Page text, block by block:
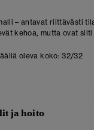
– antavat riittävästi
kehoa, mutta ovat
oleva koko: 32/32
ja hoito